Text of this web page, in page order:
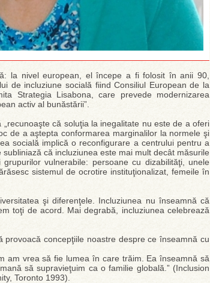
la nivel european, el începe a fi folosit în anii 90,
de incluziune socială fiind Consiliul European de la
Strategia Lisabona, care prevede modernizarea
activ al bunăstării”.
că soluţia la inegalitate nu este de a oferi
de a aştepta conformarea marginalilor la normele şi
socială implică o reconfigurare a centrului pentru a
că incluziunea este mai mult decât măsurile
vulnerabile: persoane cu dizabilităţi, unele
sistemul de ocrotire instituţionalizat, femeile în
şi diferenţele. Incluziunea nu înseamnă că
toţi de acord. Mai degrabă, incluziunea celebrează
concepţiile noastre despre ce înseamnă cu
am vrea să fie lumea în care trăim. Ea înseamnă să
să supravieţuim ca o familie globală.” (Inclusion
Toronto 1993).